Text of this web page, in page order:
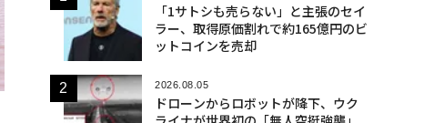
「1サトシも売らない」と主張のセイ
ラー、取得原価割れで約165億円のビ
ットコインを売却
2026.08.05
ドローンからロボットが降下、ウク